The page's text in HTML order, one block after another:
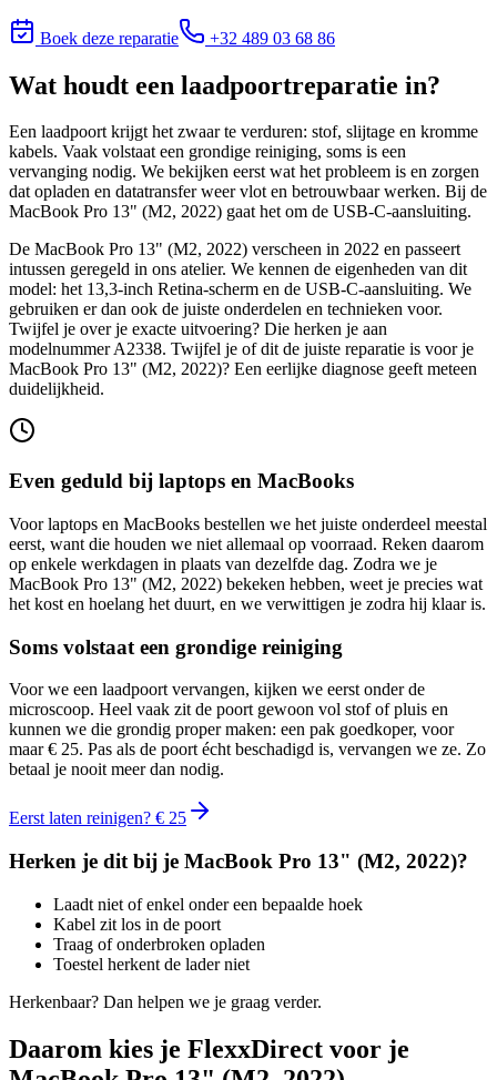
Boek deze reparatie +32 489 03 68 86
Wat houdt een laadpoortreparatie in?
Een laadpoort krijgt het zwaar te verduren: stof, slijtage en kromme
kabels. Vaak volstaat een grondige reiniging, soms is een
vervanging nodig. We bekijken eerst wat het probleem is en zorgen
dat opladen en datatransfer weer vlot en betrouwbaar werken. Bij de
MacBook Pro 13" (M2, 2022) gaat het om de USB-C-aansluiting.
De MacBook Pro 13" (M2, 2022) verscheen in 2022 en passeert
intussen geregeld in ons atelier. We kennen de eigenheden van dit
model: het 13,3-inch Retina-scherm en de USB-C-aansluiting. We
gebruiken er dan ook de juiste onderdelen en technieken voor.
Twijfel je over je exacte uitvoering? Die herken je aan
modelnummer A2338. Twijfel je of dit de juiste reparatie is voor je
MacBook Pro 13" (M2, 2022)? Een eerlijke diagnose geeft meteen
duidelijkheid.
Even geduld bij laptops en MacBooks
Voor laptops en MacBooks bestellen we het juiste onderdeel meestal
eerst, want die houden we niet allemaal op voorraad. Reken daarom
op enkele werkdagen in plaats van dezelfde dag. Zodra we je
MacBook Pro 13" (M2, 2022) bekeken hebben, weet je precies wat
het kost en hoelang het duurt, en we verwittigen je zodra hij klaar is.
Soms volstaat een grondige reiniging
Voor we een laadpoort vervangen, kijken we eerst onder de
microscoop. Heel vaak zit de poort gewoon vol stof of pluis en
kunnen we die grondig proper maken: een pak goedkoper, voor
maar € 25. Pas als de poort écht beschadigd is, vervangen we ze. Zo
betaal je nooit meer dan nodig.
Eerst laten reinigen? € 25
Herken je dit bij je MacBook Pro 13" (M2, 2022)?
Laadt niet of enkel onder een bepaalde hoek
Kabel zit los in de poort
Traag of onderbroken opladen
Toestel herkent de lader niet
Herkenbaar? Dan helpen we je graag verder.
Daarom kies je FlexxDirect voor je